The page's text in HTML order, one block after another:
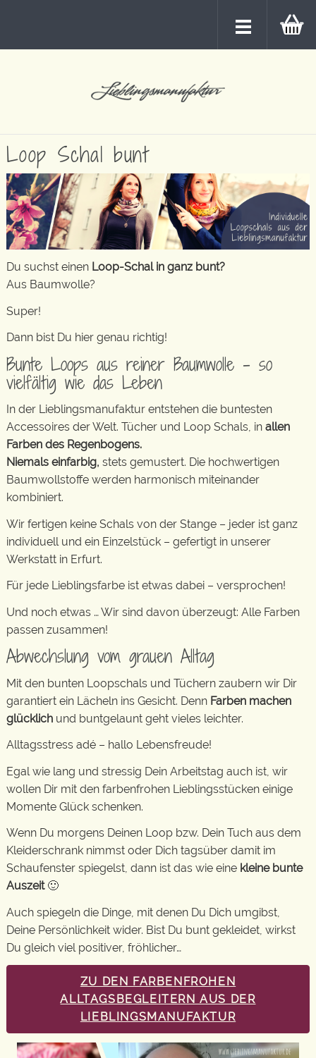
Loop Schal bunt
Du suchst einen Loop-Schal in ganz bunt?
Aus Baumwolle?
Super!
Dann bist Du hier genau richtig!
Bunte Loops aus reiner Baumwolle – so
vielfältig wie das Leben
In der Lieblingsmanufaktur entstehen die buntesten
Accessoires der Welt. Tücher und Loop Schals, in allen
Farben des Regenbogens.
Niemals einfarbig, stets gemustert. Die hochwertigen
Baumwollstoffe werden harmonisch miteinander
kombiniert.
Wir fertigen keine Schals von der Stange – jeder ist ganz
individuell und ein Einzelstück – gefertigt in unserer
Werkstatt in Erfurt.
Für jede Lieblingsfarbe ist etwas dabei – versprochen!
Und noch etwas … Wir sind davon überzeugt: Alle Farben
passen zusammen!
Abwechslung vom grauen Alltag
Mit den bunten Loopschals und Tüchern zaubern wir Dir
garantiert ein Lächeln ins Gesicht. Denn Farben machen
glücklich und buntgelaunt geht vieles leichter.
Alltagsstress adé – hallo Lebensfreude!
Egal wie lang und stressig Dein Arbeitstag auch ist, wir
wollen Dir mit den farbenfrohen Lieblingsstücken einige
Momente Glück schenken.
Wenn Du morgens Deinen Loop bzw. Dein Tuch aus dem
Kleiderschrank nimmst oder Dich tagsüber damit im
Schaufenster spiegelst, dann ist das wie eine kleine bunte
Auszeit🙂
Auch spiegeln die Dinge, mit denen Du Dich umgibst,
Deine Persönlichkeit wider. Bist Du bunt gekleidet, wirkst
Du gleich viel positiver, fröhlicher…
ZU DEN FARBENFROHEN
ALLTAGSBEGLEITERN AUS DER
LIEBLINGSMANUFAKTUR